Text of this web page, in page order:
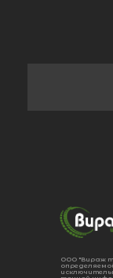
ООО "Вираж